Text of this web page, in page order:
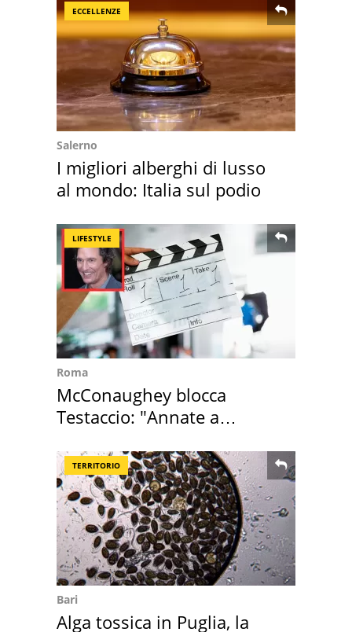
ECCELLENZE
Salerno
I migliori alberghi di lusso
al mondo: Italia sul podio
LIFESTYLE
Roma
McConaughey blocca
Testaccio: "Annate a
TERRITORIO
Bari
Alga tossica in Puglia, la